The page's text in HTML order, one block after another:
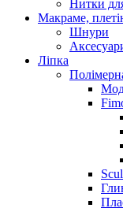
Нитки
Макраме,
Шнури
Ліпка